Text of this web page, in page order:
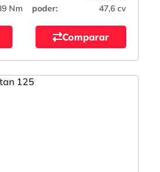
Nm poder: 47,6 cv
Comparar